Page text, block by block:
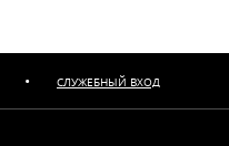
• СЛУЖЕБНЫЙ ВХОД